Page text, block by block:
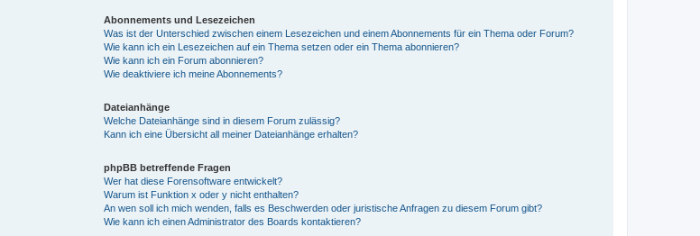
Abonnements und Lesezeichen
Was ist der Unterschied zwischen einem Lesezeichen und einem Abonnements für ein Thema oder Forum?
Wie kann ich ein Lesezeichen auf ein Thema setzen oder ein Thema abonnieren?
Wie kann ich ein Forum abonnieren?
Wie deaktiviere ich meine Abonnements?
Dateianhänge
Welche Dateianhänge sind in diesem Forum zulässig?
Kann ich eine Übersicht all meiner Dateianhänge erhalten?
phpBB betreffende Fragen
Wer hat diese Forensoftware entwickelt?
Warum ist Funktion x oder y nicht enthalten?
An wen soll ich mich wenden, falls es Beschwerden oder juristische Anfragen zu diesem Forum gibt?
Wie kann ich einen Administrator des Boards kontaktieren?